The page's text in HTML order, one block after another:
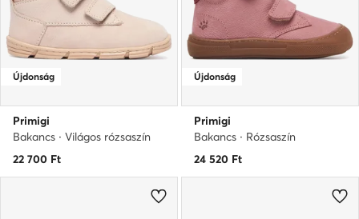
Újdonság
Primigi
Bakancs · Világos rózsaszín
22 700 Ft
Újdonság
Primigi
Bakancs · Rózsaszín
24 520 Ft